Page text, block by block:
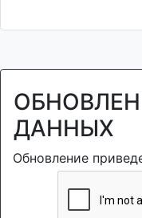
ДАННЫХ
Обновление